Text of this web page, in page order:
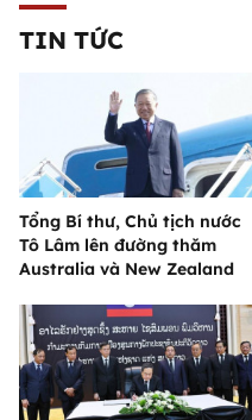
TIN TỨC
Tổng Bí thư, Chủ tịch nước
Tô Lâm lên đường thăm
Australia và New Zealand